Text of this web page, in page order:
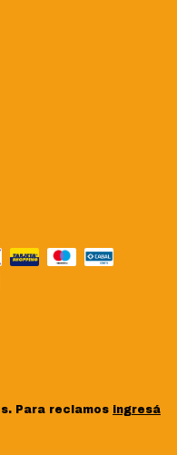
Para reclamos ingresá